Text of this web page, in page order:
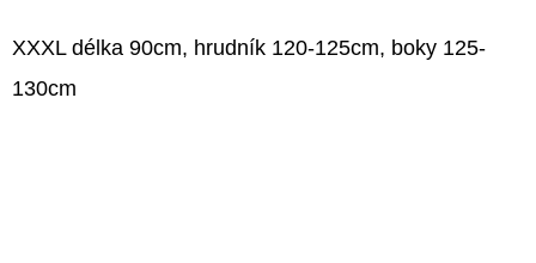
XXXL délka 90cm, hrudník 120-125cm, boky 125-
130cm